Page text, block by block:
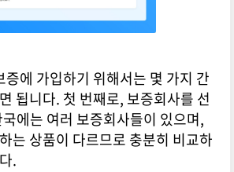
에 가입하기 위해서는 몇 가지 간
됩니다. 첫 번째로, 보증회사를 선
에는 여러 보증회사들이 있으며,
는 상품이 다르므로 충분히 비교하
.